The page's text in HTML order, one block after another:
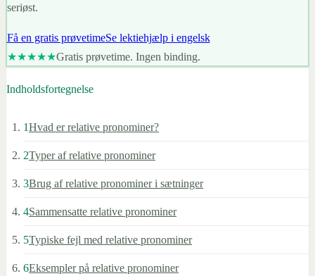
seriøst.
Få en gratis prøvetimeSe lektiehjælp i engelsk
★★★★★Gratis prøvetime. Ingen binding.
Indholdsfortegnelse
1Hvad er relative pronominer?
2Typer af relative pronominer
3Brug af relative pronominer i sætninger
4Sammensatte relative pronominer
5Typiske fejl med relative pronominer
6Eksempler på relative pronominer